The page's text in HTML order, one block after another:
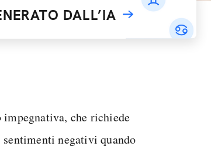
DALL’IA
che richiede
negativi quando